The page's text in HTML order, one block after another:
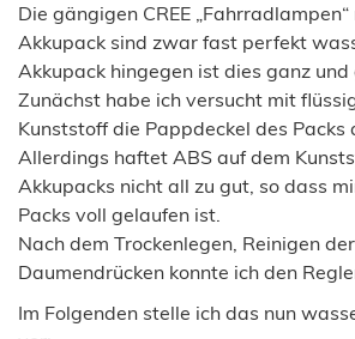
Die gängigen CREE
Akkupack sind zwar fast perfekt
Akkupack hingegen ist dies ganz und
Zunächst habe ich versucht mit
Kunststoff die Pappdeckel des Packs
Allerdings haftet ABS auf dem
Akkupacks nicht all zu gut, so dass
Packs voll gelaufen ist.
Nach dem Trockenlegen, Reinigen
Daumendrücken konnte ich den
Im Folgenden stelle ich das nun